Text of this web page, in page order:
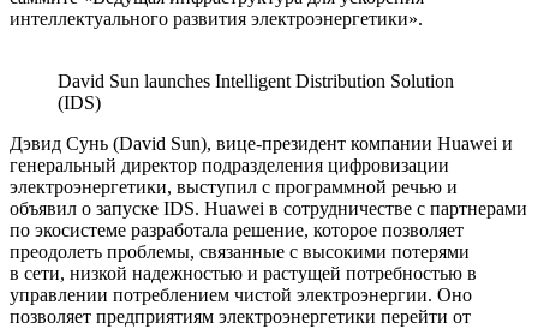
интеллектуального развития электроэнергетики».
David Sun launches Intelligent Distribution Solution
(IDS)
Дэвид Сунь (David Sun), вице-президент компании Huawei и
генеральный директор подразделения цифровизации
электроэнергетики, выступил с программной речью и
объявил о запуске IDS. Huawei в сотрудничестве с партнерами
по экосистеме разработала решение, которое позволяет
преодолеть проблемы, связанные с высокими потерями
в сети, низкой надежностью и растущей потребностью в
управлении потреблением чистой электроэнергии. Оно
позволяет предприятиям электроэнергетики перейти от